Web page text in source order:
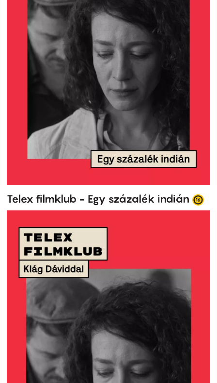
Telex filmklub - Egy százalék indián